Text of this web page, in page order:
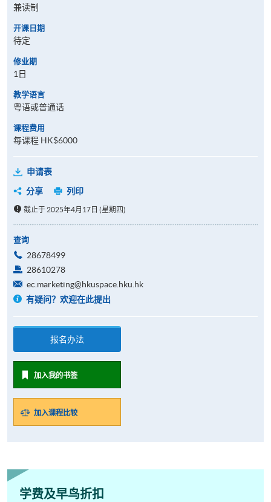
兼读制
开课日期
待定
修业期
1日
教学语言
粤语或普通话
课程费用
每课程 HK$6000
申请表
分享
列印
截止于 2025年4月17日 (星期四)
查询
28678499
28610278
ec.marketing@hkuspace.hku.hk
有疑问？欢迎在此提出
报名办法
加入我的书签
加入课程比较
学费及早鸟折扣